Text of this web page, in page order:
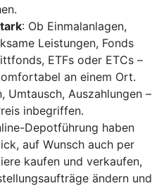
: Ob Einmalanlagen,
Leistungen, Fonds
ETFs oder ETCs –
an einem Ort.
Umtausch, Auszahlungen –
inbegriffen.
Depotführung haben
auf Wunsch auch per
kaufen und verkaufen,
ändern und